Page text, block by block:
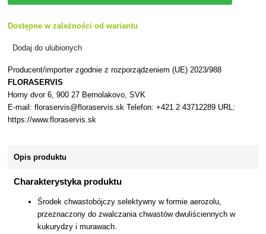
Dostępne w zależności od wariantu
Dodaj do ulubionych
Producent/importer zgodnie z rozporządzeniem (UE) 2023/988
FLORASERVIS
Horny dvor 6, 900 27 Bernolakovo, SVK
E-mail: floraservis@floraservis.sk Telefon: +421 2 43712289 URL:
https://www.floraservis.sk
Opis produktu
Charakterystyka produktu
Środek chwastobójczy selektywny w formie aerozolu,
przeznaczony do zwalczania chwastów dwuliściennych w
kukurydzy i murawach.